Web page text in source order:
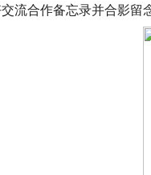
流合作备忘录并合影留